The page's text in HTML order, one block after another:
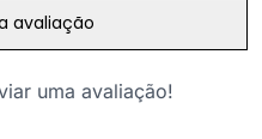
avaliação
uma avaliação!